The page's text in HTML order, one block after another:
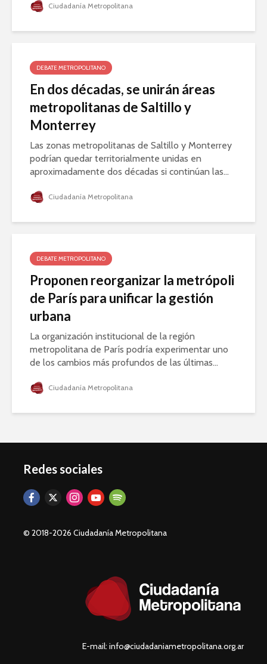
Ciudadanía Metropolitana
DEBATE METROPOLITANO
En dos décadas, se unirán áreas
metropolitanas de Saltillo y
Monterrey
Las zonas metropolitanas de Saltillo y Monterrey
podrían quedar territorialmente unidas en
aproximadamente dos décadas si continúan las...
Ciudadanía Metropolitana
DEBATE METROPOLITANO
Proponen reorganizar la metrópoli
de París para unificar la gestión
urbana
La organización institucional de la región
metropolitana de París podría experimentar uno
de los cambios más profundos de las últimas...
Ciudadanía Metropolitana
Redes sociales
© 2018-2026 Ciudadanía Metropolitana
E-mail: info@ciudadaniametropolitana.org.ar